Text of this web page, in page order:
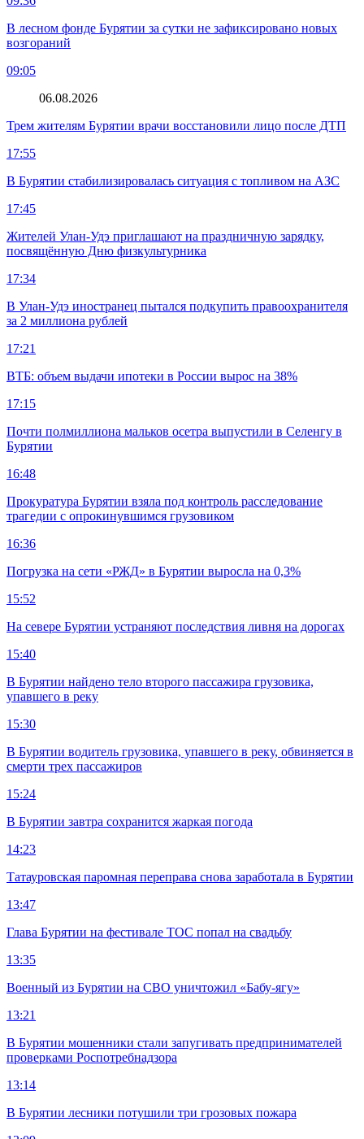
В лесном фонде Бурятии за сутки не зафиксировано новых
возгораний
09:05
06.08.2026
Трем жителям Бурятии врачи восстановили лицо после ДТП
17:55
В Бурятии стабилизировалась ситуация с топливом на АЗС
17:45
Жителей Улан-Удэ приглашают на праздничную зарядку,
посвящённую Дню физкультурника
17:34
В Улан-Удэ иностранец пытался подкупить правоохранителя
за 2 миллиона рублей
17:21
ВТБ: объем выдачи ипотеки в России вырос на 38%
17:15
Почти полмиллиона мальков осетра выпустили в Селенгу в
Бурятии
16:48
Прокуратура Бурятии взяла под контроль расследование
трагедии с опрокинувшимся грузовиком
16:36
Погрузка на сети «РЖД» в Бурятии выросла на 0,3%
15:52
На севере Бурятии устраняют последствия ливня на дорогах
15:40
В Бурятии найдено тело второго пассажира грузовика,
упавшего в реку
15:30
В Бурятии водитель грузовика, упавшего в реку, обвиняется в
смерти трех пассажиров
15:24
В Бурятии завтра сохранится жаркая погода
14:23
Татауровская паромная переправа снова заработала в Бурятии
13:47
Глава Бурятии на фестивале ТОС попал на свадьбу
13:35
Военный из Бурятии на СВО уничтожил «Бабу-ягу»
13:21
В Бурятии мошенники стали запугивать предпринимателей
проверками Роспотребнадзора
13:14
В Бурятии лесники потушили три грозовых пожара